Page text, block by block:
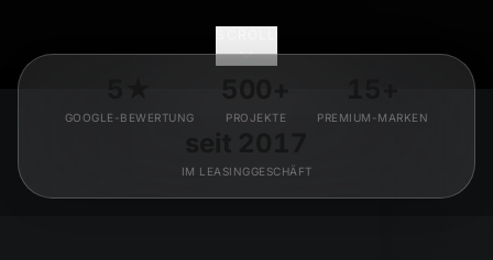
SCROLL
GOOGLE-BEWERTUNG PROJEKTE PREMIUM-MARKEN
IM LEASINGGESCHÄFT